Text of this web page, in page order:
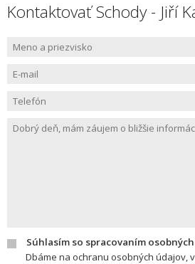
Kontaktovať Schody - Jiří
Súhlasím so spracovaním
Dbáme na ochranu osobných údajov,